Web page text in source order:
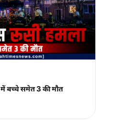
बच्चे समेत 3 की मौत